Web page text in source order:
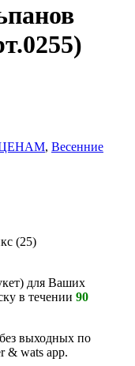
, Весенние
(25)
для Ваших
в течении 90
выходных по
& wats app.